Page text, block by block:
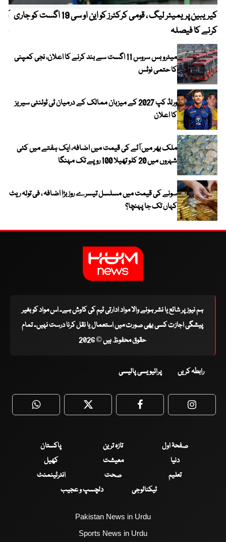
کیریبین پریمیئر لیگ ، قومی کرکٹرز کو این او سی 19 اگست کو جاری
کرنے کا فیصلہ
میٹرو بس سروس 11 اگست سے بند کرنے کا اعلان، نجی کمپنی
کا حتمی نوٹس
ورلڈ کپ 2027 کے میزبان ممالک کے درمیان ٹی ٹوئنٹی سیریز
کا اعلان
ملک بھر میں آٹے کی قیمت میں اضافہ، ایک ہفتے میں کئی
شہروں میں 20 کلو تھیلا 100 روپے تک مہنگا
سونے کی قیمت میں مسلسل تیسرے روز بڑا اضافہ ، فی تولہ ریٹ
کہاں تک جا پہنچا؟
ہم نیوز پر شائع یا نشر ہونے والا مواد ادارتی ٹیم کی کاوش ہے۔ اس مواد کو بغیر
پیشگی اجازت کسی بھی صورت میں استعمال یا نقل کرنا درست نہیں۔ تمام
حقوق محفوظ ہیں © 2026
رابطہ کریں پرائیویسی پالیسی
WhatsApp Twitter Facebook
صفحۂ اول تازہ ترین
پاکستان
دنیا
معیشت
کھیل
تعلیم
صحت
انٹرٹینمنٹ
ٹیکنالوجی
دلچسپ و عجیب
Pakistan News in Urdu
Sports News in Urdu